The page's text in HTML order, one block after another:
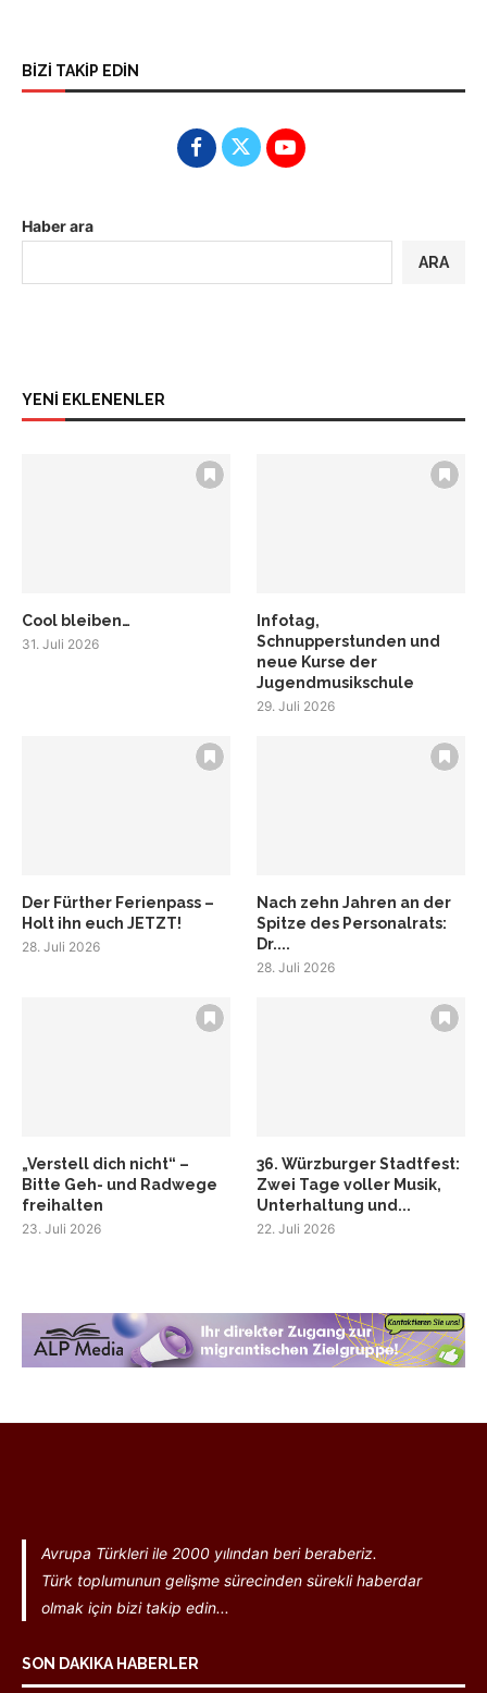
BİZİ TAKİP EDİN
Haber ara
ARA
YENİ EKLENENLER
Cool bleiben…
31. Juli 2026
Infotag,
Schnupperstunden und
neue Kurse der
Jugendmusikschule
29. Juli 2026
Der Fürther Ferienpass –
Holt ihn euch JETZT!
28. Juli 2026
Nach zehn Jahren an der
Spitze des Personalrats:
Dr....
28. Juli 2026
„Verstell dich nicht“ –
Bitte Geh- und Radwege
freihalten
23. Juli 2026
36. Würzburger Stadtfest:
Zwei Tage voller Musik,
Unterhaltung und...
22. Juli 2026
Avrupa Türkleri ile 2000 yılından beri beraberiz.
Türk toplumunun gelişme sürecinden sürekli haberdar
olmak için bizi takip edin...
SON DAKIKA HABERLER